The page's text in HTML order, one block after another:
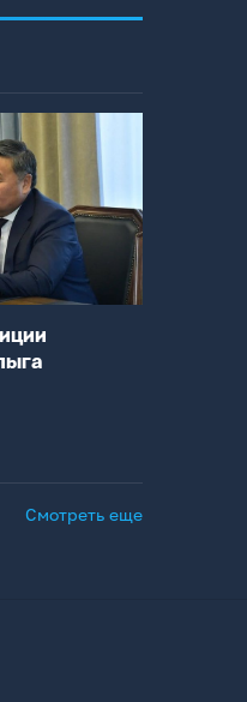
Смотреть еще